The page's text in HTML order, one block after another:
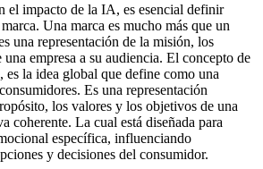
el impacto de la IA, es esencial definir
Una marca es mucho más que un
una representación de la misión, los
empresa a su audiencia. El concepto de
es la idea global que define como una
Es una representación
los valores y los objetivos de una
coherente. La cual está diseñada para
específica, influenciando
y decisiones del consumidor.